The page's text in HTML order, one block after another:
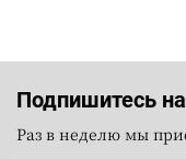
Подпишитесь
Раз в неделю мы